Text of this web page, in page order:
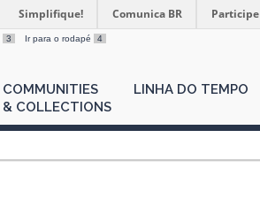
Simplifique! Comunica BR Participe
3 Ir para o rodapé 4
COMMUNITIES
& COLLECTIONS
LINHA DO TEMPO